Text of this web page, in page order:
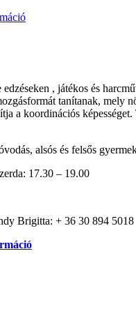
, játékos és
tanítanak, mely
a koordinációs
alsós és felsős
17.30 – 19.00
Brigitta: + 36 30 894 5018